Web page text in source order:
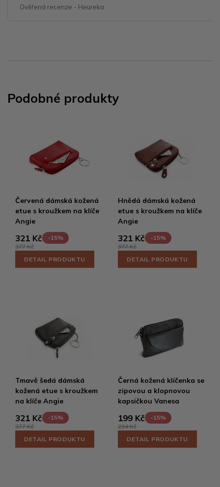
Ověřená recenze - Heureka
Podobné produkty
Červená dámská kožená
etue s kroužkem na klíče
Angie
321 Kč
-15%
377 Kč
DETAIL PRODUKTU
Hnědá dámská kožená
etue s kroužkem na klíče
Angie
321 Kč
-15%
377 Kč
DETAIL PRODUKTU
Tmavě šedá dámská
kožená etue s kroužkem
na klíče Angie
321 Kč
-15%
377 Kč
DETAIL PRODUKTU
Černá kožená klíčenka se
zipovou a klopnovou
kapsičkou Vanesa
199 Kč
-15%
234 Kč
DETAIL PRODUKTU